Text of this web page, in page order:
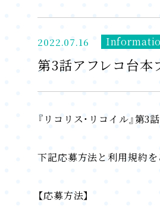
2022.07.16
第3話アフレコ台本
『リコリス・リコイル』第
下記応募方法と利用規約を
【応募方法】